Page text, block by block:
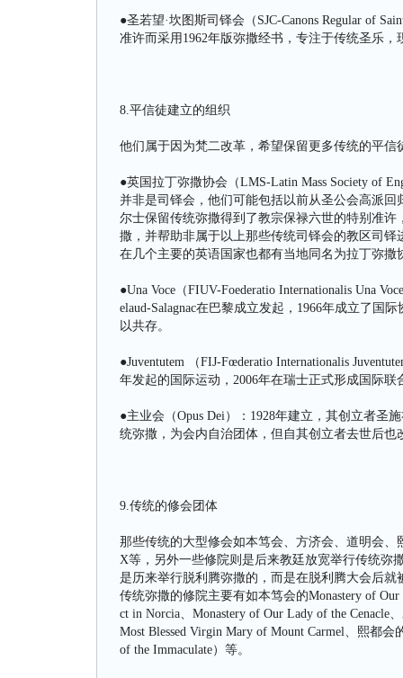
●圣若望·坎图斯司铎会（SJC-Canons Regular of
准许而采用1962年版弥撒经书，专注于传统圣乐，
8.平信徒建立的组织
他们属于因为梵二改革，希望保留更多传统的平
●英国拉丁弥撒协会（LMS-Latin Mass Society of
并非是司铎会，他们可能包括以前从圣公会高派
尔士保留传统弥撒得到了教宗保禄六世的特别准
撒，并帮助非属于以上那些传统司铎会的教区司铎
在几个主要的英语国家也都有当地同名为拉丁弥撒
●Una Voce（FIUV-Foederatio Internationalis Una
elaud-Salagnac在巴黎成立发起，1966年成立了国
以共存。
●Juventutem （FIJ-Fœderatio Internationalis
年发起的国际运动，2006年在瑞士正式形成国际
●主业会（Opus Dei）：1928年建立，其创立者圣
统弥撒，为会内自治团体，但自其创立者去世后也
9.传统的修会团体
那些传统的大型修会如本笃会、方济会、道明会
X等，另外一些修院则是后来教廷放宽举行传统弥
是历来举行脱利腾弥撒的，而是在脱利腾大会后
传统弥撒的修院主要有如本笃会的Monastery of Our
ct in Norcia、Monastery of Our Lady of the Cenacle
Most Blessed Virgin Mary of Mount Carmel、熙都
of the Immaculate）等。